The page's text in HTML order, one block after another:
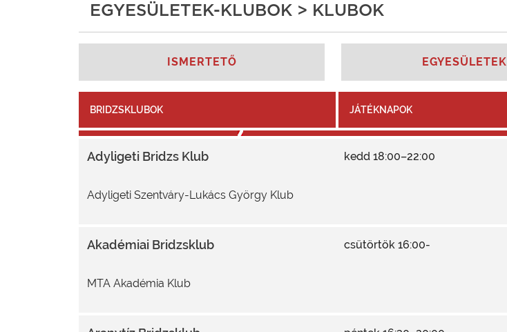
EGYESÜLETEK-KLUBOK > KLUBOK
ISMERTETŐ EGYESÜLETEK
BRIDZSKLUBOK JÁTÉKNAPOK
Adyligeti Bridzs Klub
Adyligeti Szentváry-Lukács György Klub
kedd 18:00–22:00
Akadémiai Bridzsklub
MTA Akadémia Klub
csütörtök 16:00-